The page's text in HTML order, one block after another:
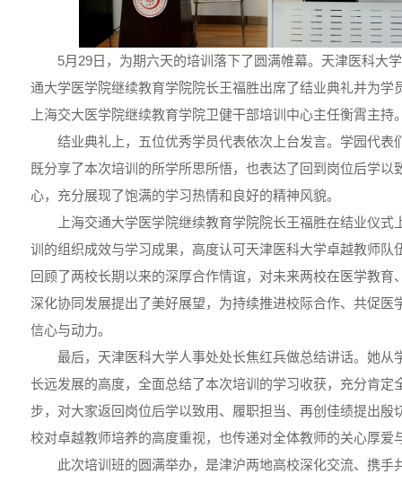
5月29日，为期六天的培训落下了圆满帷幕。天津医科大
通大学医学院继续教育学院院长王福胜出席了结业典礼并为学
上海交大医学院继续教育学院卫健干部培训中心主任衡霄主持
结业典礼上，五位优秀学员代表依次上台发言。学园代表
既分享了本次培训的所学所思所悟，也表达了回到岗位后学以
心，充分展现了饱满的学习热情和良好的精神风貌。
上海交通大学医学院继续教育学院院长王福胜在结业仪
训的组织成效与学习成果，高度认可天津医科大学卓越教师队
回顾了两校长期以来的深厚合作情谊，对未来两校在医学教育
深化协同发展提出了美好展望，为持续推进校际合作、共促医
信心与动力。
最后，天津医科大学人事处处长焦红兵做总结讲话。她从
长远发展的高度，全面总结了本次培训的学习收获，充分肯定
步，对大家返回岗位后学以致用、履职担当、再创佳绩提出殷
校对卓越教师培养的高度重视，也传递对全体教师的关心厚爱
此次培训班的圆满举办，是津沪两地高校深化交流、携手